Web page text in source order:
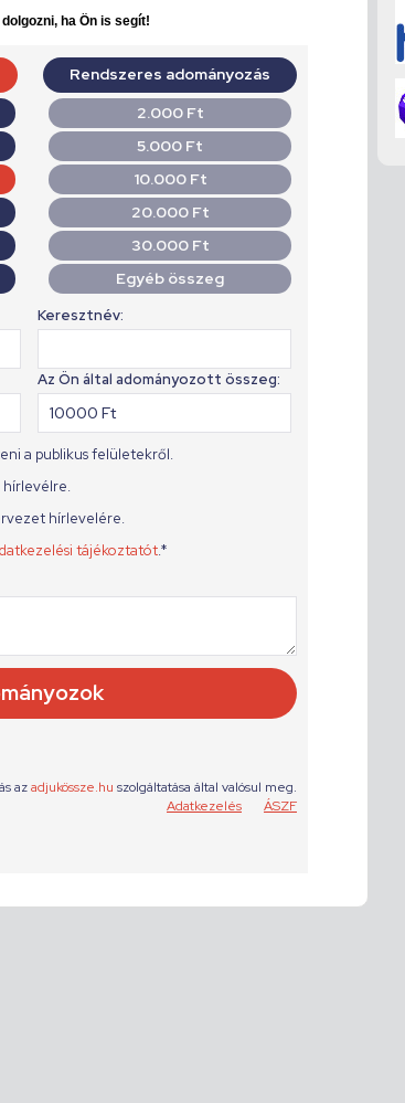
ha Ön is segít!